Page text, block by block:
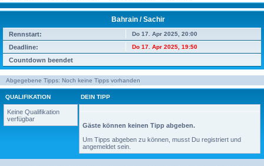
Bahrain / Sachir
Rennstart: Do 17. Apr 2025, 20:00
Deadline: Do 17. Apr 2025, 19:50
Countdown beendet
Abgegebene Tipps: Noch keine Tipps vorhanden
QUALIFIKATION
Keine Qualifikation
verfügbar
DEIN TIPP
Gäste können keinen Tipp abgeben.
Um Tipps abgeben zu können, musst Du registriert und
angemeldet sein.